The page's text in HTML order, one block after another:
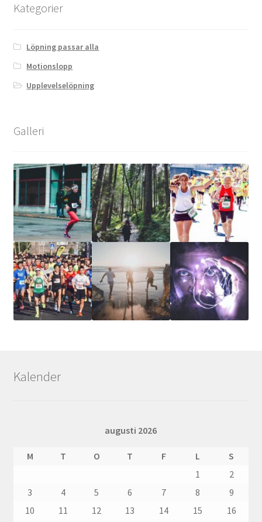
Kategorier
Löpning passar alla
Motionslopp
Upplevelselöpning
Galleri
Kalender
augusti 2026
M T O T F L
S
1
2
3
4 5 6 7 8
9
10
11 12 13 14 15
16